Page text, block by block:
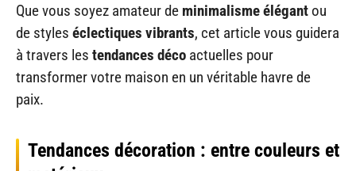
Que vous soyez amateur de minimalisme élégant ou
de styles éclectiques vibrants, cet article vous guidera
à travers les tendances déco actuelles pour
transformer votre maison en un véritable havre de
paix.
Tendances décoration : entre couleurs et